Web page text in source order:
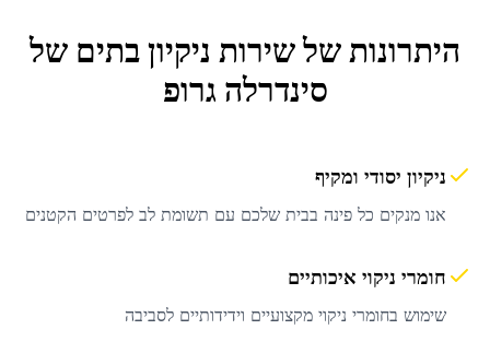
היתרונות של שירות ניקיון בתים של
סינדרלה גרופ
ניקיון יסודי ומקיף
אנו מנקים כל פינה בבית שלכם עם תשומת לב לפרטים הקטנים
חומרי ניקוי איכותיים
שימוש בחומרי ניקוי מקצועיים וידידותיים לסביבה